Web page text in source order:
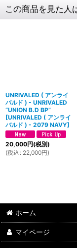
この商品を見た人
UNRIVALED ( アンライ
バルド ) - UNRIVALED
“UNION B.D BP”
[UNRIVALED ( アンライ
バルド ) - 2079 NAVY]
20,000円(税別)
(税込 : 22,000円)
ホーム
マイページ